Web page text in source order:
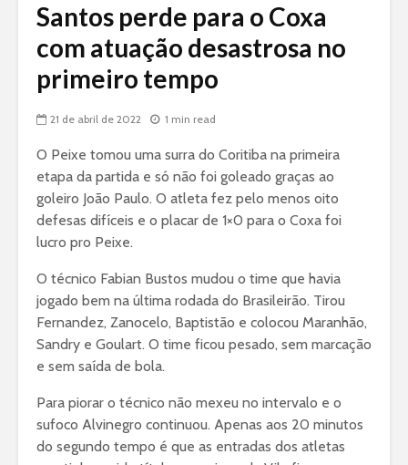
Santos perde para o Coxa
com atuação desastrosa no
primeiro tempo
21 de abril de 2022 1 min read
O Peixe tomou uma surra do Coritiba na primeira
etapa da partida e só não foi goleado graças ao
goleiro João Paulo. O atleta fez pelo menos oito
defesas difíceis e o placar de 1×0 para o Coxa foi
lucro pro Peixe.
O técnico Fabian Bustos mudou o time que havia
jogado bem na última rodada do Brasileirão. Tirou
Fernandez, Zanocelo, Baptistão e colocou Maranhão,
Sandry e Goulart. O time ficou pesado, sem marcação
e sem saída de bola.
Para piorar o técnico não mexeu no intervalo e o
sufoco Alvinegro continuou. Apenas aos 20 minutos
do segundo tempo é que as entradas dos atletas